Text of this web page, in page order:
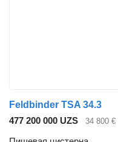
Feldbinder TSA 34.3
477 200 000 UZS
34 800 €